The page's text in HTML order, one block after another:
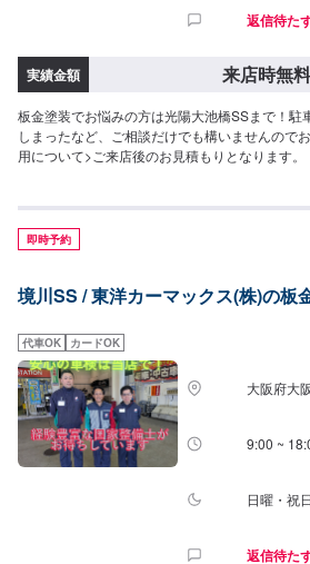
返信待た
実績金額 来店時無
板金塗装でお悩みの方は光陽大池橋SSまで！駐
しまったなど、ご相談だけでも構いませんので
用について>ご来店後のお見積もりとなります。
即時予約
境川SS / 東洋カーマックス(株)の板
代車OK カードOK
大阪府大
9:00 ~
日曜・祝日
返信待た